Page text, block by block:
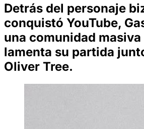
Detrás del personaje
conquistó YouTube,
una comunidad
lamenta su partida
Oliver Tree.